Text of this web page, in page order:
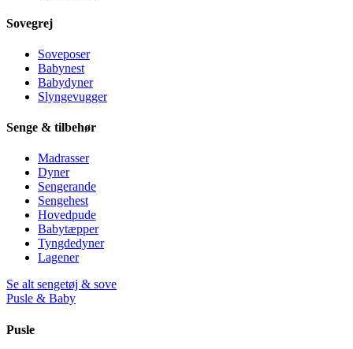
Sovegrej
Soveposer
Babynest
Babydyner
Slyngevugger
Senge & tilbehør
Madrasser
Dyner
Sengerande
Sengehest
Hovedpude
Babytæpper
Tyngdedyner
Lagener
Se alt sengetøj & sove
Pusle & Baby
Pusle